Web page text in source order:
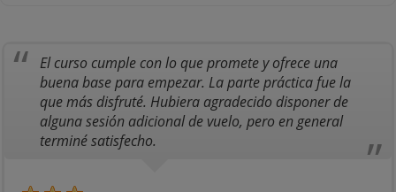
El curso cumple con lo que promete y ofrece una
buena base para empezar. La parte práctica fue la
que más disfruté. Hubiera agradecido disponer de
alguna sesión adicional de vuelo, pero en general
terminé satisfecho.